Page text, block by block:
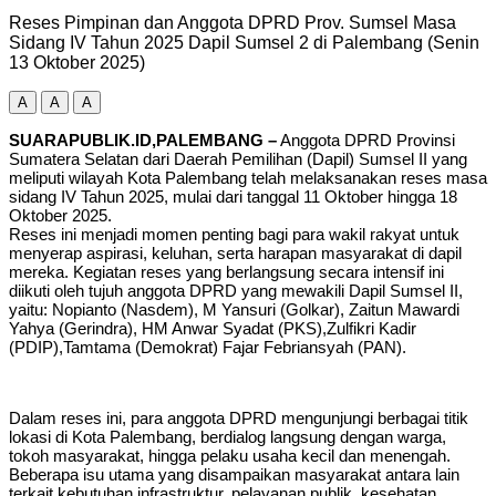
Reses Pimpinan dan Anggota DPRD Prov. Sumsel Masa
Sidang IV Tahun 2025 Dapil Sumsel 2 di Palembang (Senin
13 Oktober 2025)
A A A
SUARAPUBLIK.ID,PALEMBANG –Anggota DPRD Provinsi
Sumatera Selatan dari Daerah Pemilihan (Dapil) Sumsel II yang
meliputi wilayah Kota Palembang telah melaksanakan reses masa
sidang IV Tahun 2025, mulai dari tanggal 11 Oktober hingga 18
Oktober 2025.
Reses ini menjadi momen penting bagi para wakil rakyat untuk
menyerap aspirasi, keluhan, serta harapan masyarakat di dapil
mereka. Kegiatan reses yang berlangsung secara intensif ini
diikuti oleh tujuh anggota DPRD yang mewakili Dapil Sumsel II,
yaitu: Nopianto (Nasdem), M Yansuri (Golkar), Zaitun Mawardi
Yahya (Gerindra), HM Anwar Syadat (PKS),Zulfikri Kadir
(PDIP),Tamtama (Demokrat) Fajar Febriansyah (PAN).
Dalam reses ini, para anggota DPRD mengunjungi berbagai titik
lokasi di Kota Palembang, berdialog langsung dengan warga,
tokoh masyarakat, hingga pelaku usaha kecil dan menengah.
Beberapa isu utama yang disampaikan masyarakat antara lain